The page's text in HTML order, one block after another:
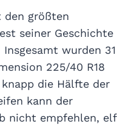
den größten
seiner Geschichte
wurden 31
225/40 R18
die Hälfte der
kann der
nicht empfehlen, elf